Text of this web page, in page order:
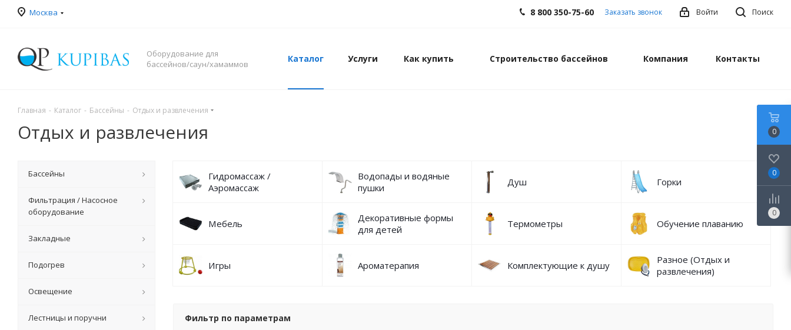
Москва Поиск
Войти
8 800 350-75-60 Заказать звонок
Оборудование для
бассейнов/саун/хамаммов
Каталог Услуги Как купить Строительство бассейнов Компания Контакты
Главная - Каталог - Бассейны - Отдых и развлечения
Отдых и развлечения
Гидромассаж /
Аэромассаж
Водопады и водяные
пушки
Душ Горки
Мебель
Декоративные формы
для детей
Термометры Обучение плаванию
Игры Ароматерапия Комплектующие к душу
Разное (Отдых и
развлечения)
Фильтр по параметрам
Бассейны
Фильтрация / Насосное
оборудование
Закладные
Подогрев
Освещение
Лестницы и поручни
0
0
0